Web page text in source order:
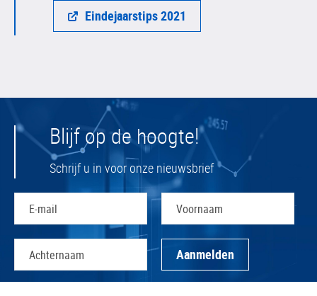
Eindejaarstips 2021
Blijf op de hoogte!
Schrijf u in voor onze nieuwsbrief